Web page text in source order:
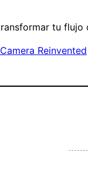
tu
Reinvented